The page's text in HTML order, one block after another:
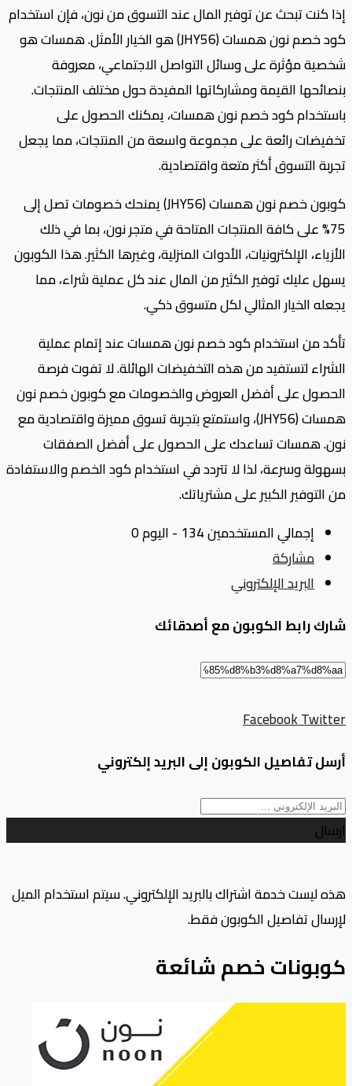
إذا كنت تبحث عن توفير المال عند التسوق من نون، فإن استخدام
كود خصم نون همسات (JHY56) هو الخيار الأمثل. همسات هو
شخصية مؤثرة على وسائل التواصل الاجتماعي، معروفة
بنصائحها القيمة ومشاركاتها المفيدة حول مختلف المنتجات.
باستخدام كود خصم نون همسات، يمكنك الحصول على
تخفيضات رائعة على مجموعة واسعة من المنتجات، مما يجعل
تجربة التسوق أكثر متعة واقتصادية.
كوبون خصم نون همسات (JHY56) يمنحك خصومات تصل إلى
75% على كافة المنتجات المتاحة في متجر نون، بما في ذلك
الأزياء، الإلكترونيات، الأدوات المنزلية، وغيرها الكثير. هذا الكوبون
يسهل عليك توفير الكثير من المال عند كل عملية شراء، مما
يجعله الخيار المثالي لكل متسوق ذكي.
تأكد من استخدام كود خصم نون همسات عند إتمام عملية
الشراء لتستفيد من هذه التخفيضات الهائلة. لا تفوت فرصة
الحصول على أفضل العروض والخصومات مع كوبون خصم نون
همسات (JHY56)، واستمتع بتجربة تسوق مميزة واقتصادية مع
نون. همسات تساعدك على الحصول على أفضل الصفقات
بسهولة وسرعة، لذا لا تتردد في استخدام كود الخصم والاستفادة
من التوفير الكبير على مشترياتك.
إجمالي المستخدمين 134 - اليوم 0
مشاركة
البريد الإلكتروني
شارك رابط الكوبون مع أصدقائك
FacebookTwitter
أرسل تفاصيل الكوبون إلى البريد إلكتروني
ارسال
هذه ليست خدمة اشتراك بالبريد الإلكتروني. سيتم استخدام الميل
لإرسال تفاصيل الكوبون فقط.
كوبونات خصم شائعة